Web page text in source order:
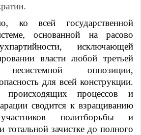
ко всей государственной
основанной на расово
исключающей
власти любой третьей
оппозиции,
для всей конструкции.
процессов и
сводится к взращиванию
политборьбы и
тотальной зачистке до полного